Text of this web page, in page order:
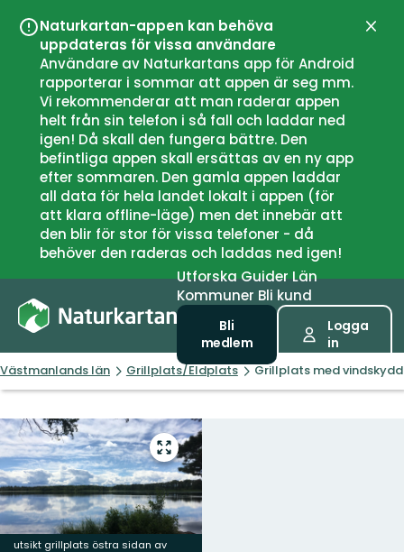
Naturkartan-appen kan behöva
uppdateras för vissa användare
Användare av Naturkartans app för Android
rapporterar i sommar att appen är seg mm.
Vi rekommenderar att man raderar appen
helt från sin telefon i så fall och laddar ned
igen! Då skall den fungera bättre. Den
befintliga appen skall ersättas av en ny app
efter sommaren. Den gamla appen laddar
all data för hela landet lokalt i appen (för
att klara offline-läge) men det innebär att
den blir för stor för vissa telefoner - då
behöver den raderas och laddas ned igen!
UtforskaGuiderLän
Kommuner Bli kund
Bli
medlem
Logga
in
Västmanlands län Grillplats/Eldplats Grillplats med
Gå
till
helskärmsläge
utsikt grillplats östra sidan av